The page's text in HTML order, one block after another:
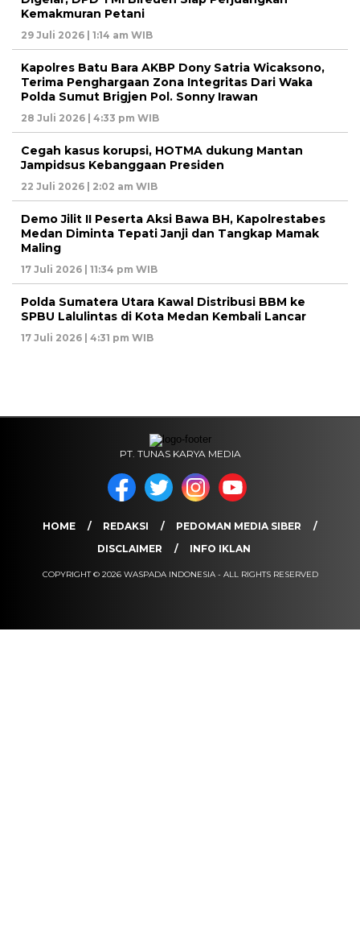
Kemakmuran Petani
29 Juli 2026 | 1:14 am WIB
Kapolres Batu Bara AKBP Dony Satria Wicaksono,
Terima Penghargaan Zona Integritas Dari Waka
Polda Sumut Brigjen Pol. Sonny Irawan
28 Juli 2026 | 4:33 pm WIB
Cegah kasus korupsi, HOTMA dukung Mantan
Jampidsus Kebanggaan Presiden
22 Juli 2026 | 2:02 am WIB
Demo Jilit II Peserta Aksi Bawa BH, Kapolrestabes
Medan Diminta Tepati Janji dan Tangkap Mamak
Maling
17 Juli 2026 | 11:34 pm WIB
Polda Sumatera Utara Kawal Distribusi BBM ke
SPBU Lalulintas di Kota Medan Kembali Lancar
17 Juli 2026 | 4:31 pm WIB
PT. TUNAS KARYA MEDIA
HOME REDAKSI
PEDOMAN MEDIA SIBER
DISCLAIMER
INFO IKLAN
COPYRIGHT © 2026 WASPADA INDONESIA - ALL RIGHTS RESERVED